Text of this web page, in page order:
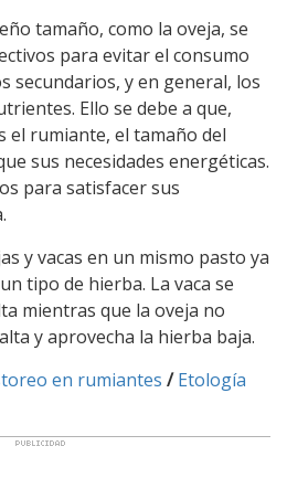
tamaño, como la oveja, se
para evitar el consumo
secundarios, y en general, los
Ello se debe a que,
el rumiante, el tamaño del
sus necesidades energéticas.
para satisfacer sus
y vacas en un mismo pasto ya
tipo de hierba. La vaca se
mientras que la oveja no
y aprovecha la hierba baja.
en rumiantes / Etología